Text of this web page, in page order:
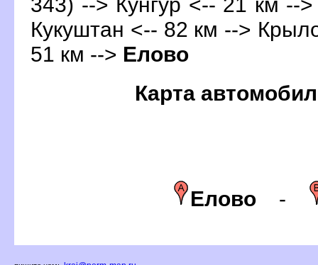
Кукуштан <-- 82 км -->
51 км --> Елово
Карта
Елово -